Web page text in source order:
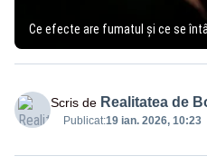
Ce efecte are fumatul și ce se
Scris de Realitatea de
Publicat:19 ian. 2026, 10:23